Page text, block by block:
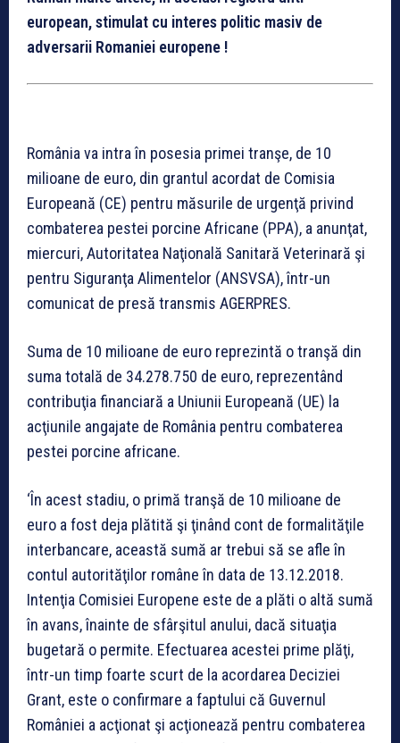
european, stimulat cu interes politic masiv de
adversarii Romaniei europene !
România va intra în posesia primei tranşe, de 10
milioane de euro, din grantul acordat de Comisia
Europeană (CE) pentru măsurile de urgenţă privind
combaterea pestei porcine Africane (PPA), a anunţat,
miercuri, Autoritatea Naţională Sanitară Veterinară şi
pentru Siguranţa Alimentelor (ANSVSA), într-un
comunicat de presă transmis AGERPRES.
Suma de 10 milioane de euro reprezintă o tranşă din
suma totală de 34.278.750 de euro, reprezentând
contribuţia financiară a Uniunii Europeană (UE) la
acţiunile angajate de România pentru combaterea
pestei porcine africane.
‘În acest stadiu, o primă tranşă de 10 milioane de
euro a fost deja plătită şi ţinând cont de formalităţile
interbancare, această sumă ar trebui să se afle în
contul autorităţilor române în data de 13.12.2018.
Intenţia Comisiei Europene este de a plăti o altă sumă
în avans, înainte de sfârşitul anului, dacă situaţia
bugetară o permite. Efectuarea acestei prime plăţi,
într-un timp foarte scurt de la acordarea Deciziei
Grant, este o confirmare a faptului că Guvernul
României a acţionat şi acţionează pentru combaterea